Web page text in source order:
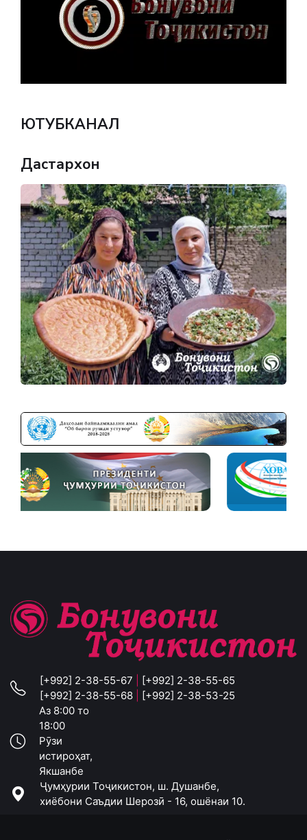
ЮТУБКАНАЛ
Дастархон
[+992] 2-38-55-67
[+992] 2-38-55-65
[+992] 2-38-55-68
[+992] 2-38-53-25
Аз 8:00 то
18:00
Рӯзи
истироҳат,
Якшанбе
Ҷумҳурии Тоҷикистон, ш. Душанбе,
хиёбони Саъдии Шерозӣ - 16, ошёнаи 10.